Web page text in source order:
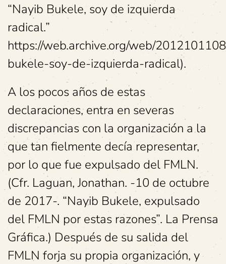
“Nayib Bukele, soy de izquierda
radical.”
https://web.archive.org/web/
bukele-soy-de-izquierda-radical).
A los pocos años de estas
declaraciones, entra en severas
discrepancias con la organización a la
que tan fielmente decía representar,
por lo que fue expulsado del FMLN.
(Cfr. Laguan, Jonathan. -10 de octubre
de 2017-. “Nayib Bukele, expulsado
del FMLN por estas razones”. La Prensa
Gráfica.) Después de su salida del
FMLN forja su propia organización, y